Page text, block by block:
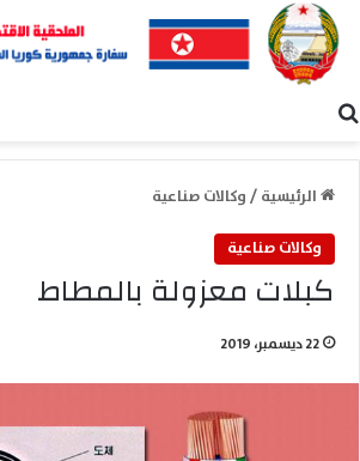
الرئيسية/وكالات صناعية
وكالات صناعية
كبلات معزولة بالمطاط
22 ديسمبر، 2019